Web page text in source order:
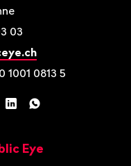
03
1001 0813 5
LinkedInWhatsApp
Eye